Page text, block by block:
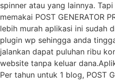
spinner atau yang lainnya.
memakai POST GENERATOR
lebih murah aplikasi ini sudah
plugin wp sehingga anda
jalankan dapat puluhan ribu
website tanpa keluar
Per tahun untuk 1 blog, POST